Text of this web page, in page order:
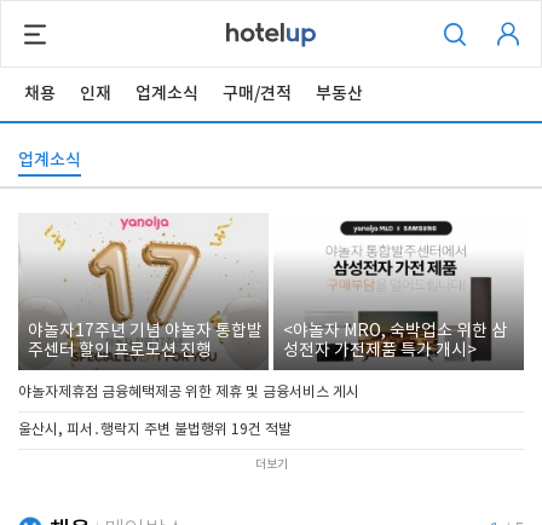
채용 인재 업계소식 구매/견적 부동산
업계소식
야놀자17주년 기념 야놀자 통합발
주센터 할인 프로모션 진행
<야놀자 MRO, 숙박업소 위한 삼
성전자 가전제품 특가 개시>
야놀자제휴점 금융혜택제공 위한 제휴 및 금융서비스 게시
울산시, 피서․행락지 주변 불법행위 19건 적발
더보기